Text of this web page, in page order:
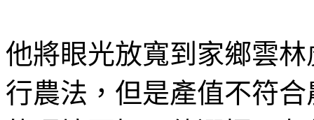
他將眼光放寬到家鄉雲
行農法，但是產值不符